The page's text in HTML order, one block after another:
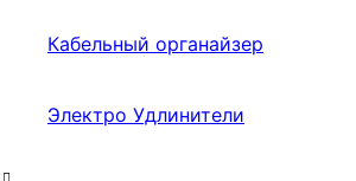
Кабельный органайзер
Электро Удлинители